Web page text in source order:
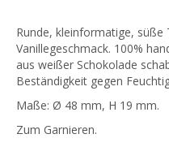
Runde, kleinformatige,
Vanillegeschmack. 100%
aus weißer Schokolade
Beständigkeit gegen
Maße: Ø 48 mm, H 19 mm.
Zum Garnieren.